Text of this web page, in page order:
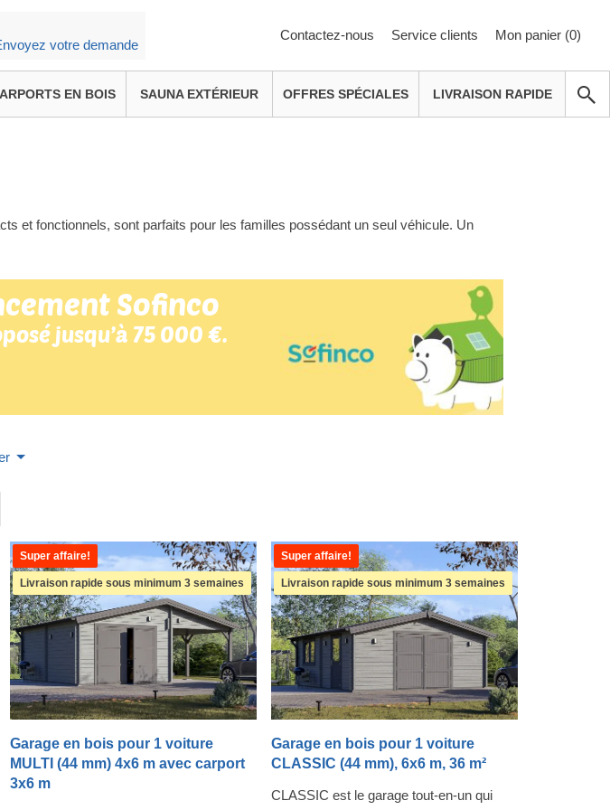
votre demande
Contactez-nous Service clients Mon panier (0)
EN BOIS SAUNA EXTÉRIEUR OFFRES SPÉCIALES LIVRAISON RAPIDE
et fonctionnels, sont parfaits pour les familles possédant un seul véhicule. Un
Sofinco
jusqu’à 75 000 €.
Super affaire!
Livraison rapide sous minimum 3 semaines
Garage en bois pour 1 voiture
MULTI (44 mm) 4x6 m avec carport
3x6 m
Super affaire!
Livraison rapide sous minimum 3 semaines
Garage en bois pour 1 voiture
CLASSIC (44 mm), 6x6 m, 36 m²
CLASSIC est le garage tout-en-un qui